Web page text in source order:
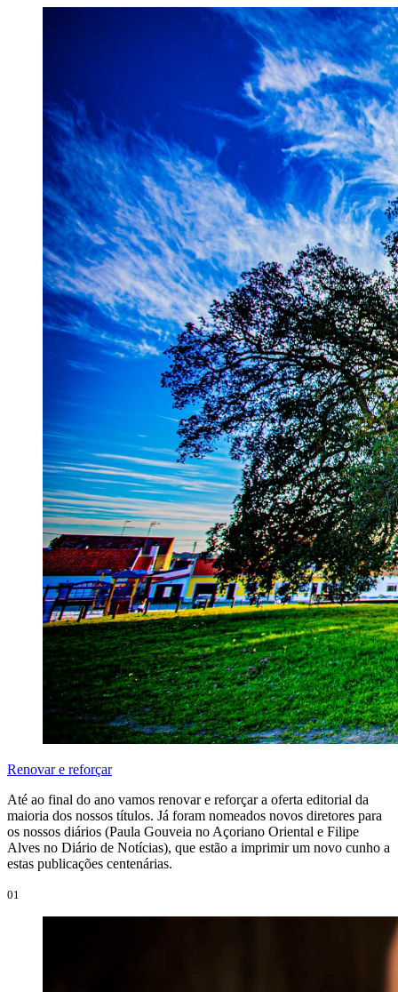
Renovar e reforçar
Até ao final do ano vamos renovar e reforçar a oferta editorial da
maioria dos nossos títulos. Já foram nomeados novos diretores para
os nossos diários (Paula Gouveia no Açoriano Oriental e Filipe
Alves no Diário de Notícias), que estão a imprimir um novo cunho a
estas publicações centenárias.
01